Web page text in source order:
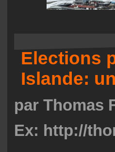
Elections
Islande:
par Thomas
Ex: http://